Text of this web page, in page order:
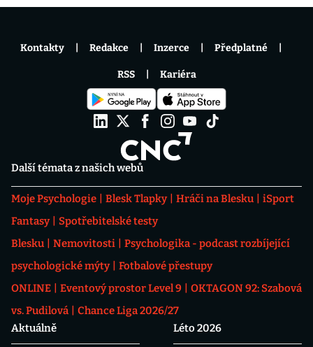
Další témata z našich webů
Moje Psychologie Blesk Tlapky Hráči na Blesku
iSport
Fantasy
Spotřebitelské testy
Blesku
Nemovitosti
Psychologika - podcast rozbíjející
psychologické mýty
Fotbalové přestupy
ONLINE
Eventový prostor Level 9
OKTAGON 92: Szabová
vs. Pudilová
Chance Liga 2026/27
Aktuálně
Léto 2026
Kontakty Redakce Inzerce Předplatné
RSS Kariéra